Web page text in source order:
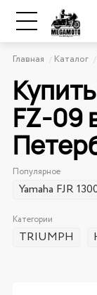
Главная Каталог
FZ-09
Популярное
Yamaha FJR
Категории
TRIUMPH